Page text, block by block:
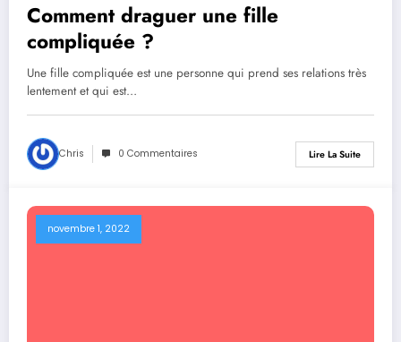
Comment draguer une fille
compliquée ?
Une fille compliquée est une personne qui prend ses relations très
lentement et qui est…
Chris 0 Commentaires Lire La Suite
novembre 1, 2022